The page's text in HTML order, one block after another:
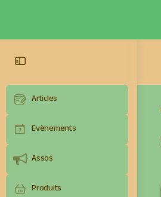
Articles
Evènements
Assos
Produits